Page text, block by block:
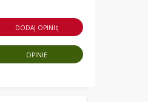
DODAJ OPINIĘ
OPINIE